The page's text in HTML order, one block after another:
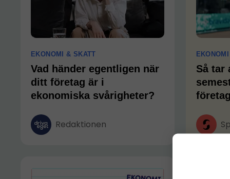
EKONOMI & SKATT
Vad händer egentligen när
ditt företag är i
ekonomiska svårigheter?
Redaktionen
Så tar